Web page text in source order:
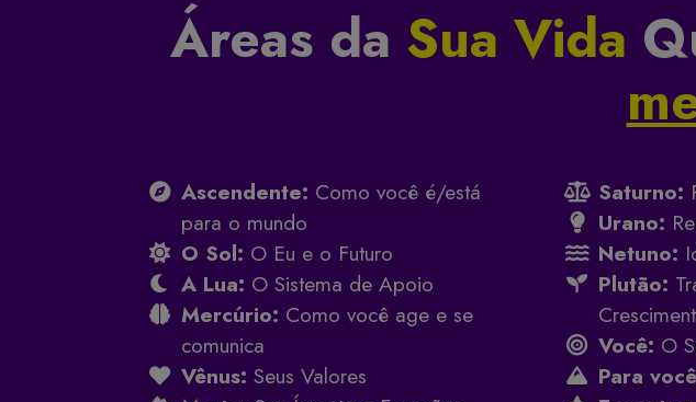
Áreas da Sua Vida
Ascendente: Como você é/está
para o mundo
O Sol: O Eu e o Futuro
A Lua: O Sistema de Apoio
Mercúrio: Como você age e se
comunica
Vênus: Seus Valores
Saturno:
Urano:
Netuno:
Plutão:
Você: O
Para